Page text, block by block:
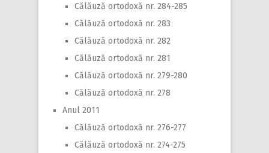
Călăuză ortodoxă nr. 284-285
Călăuză ortodoxă nr. 283
Călăuză ortodoxă nr. 282
Călăuză ortodoxă nr. 281
Călăuză ortodoxă nr. 279-280
Călăuză ortodoxă nr. 278
Anul 2011
Călăuză ortodoxă nr. 276-277
Călăuză ortodoxă nr. 274-275